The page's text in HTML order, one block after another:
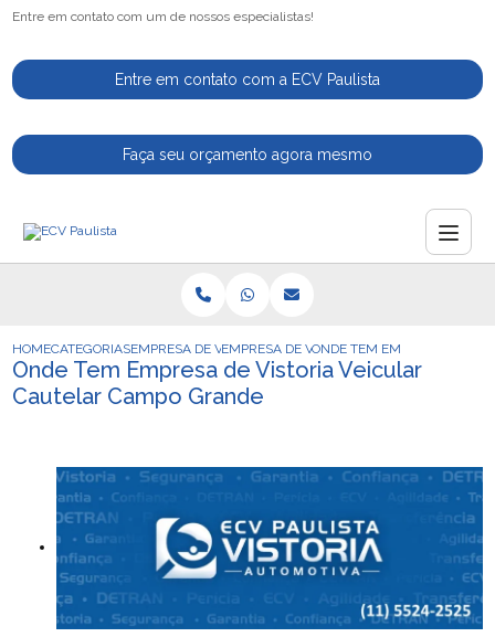
Entre em contato com um de nossos especialistas!
Entre em contato com a ECV Paulista
Faça seu orçamento agora mesmo
HOMECATEGORIASEMPRESA DE VISTORIA VEICULAR
EMPRESA DE VISTORIA VEICULAR PARA
ONDE TEM EMPRESA DE
Onde Tem Empresa de Vistoria Veicular
Cautelar Campo Grande